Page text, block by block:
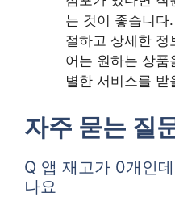
는 것이 좋습니다
절하고 상세한 정
어는 원하는 상품
별한 서비스를 받
자주 묻는 질
Q 앱 재고가 0개인
나요